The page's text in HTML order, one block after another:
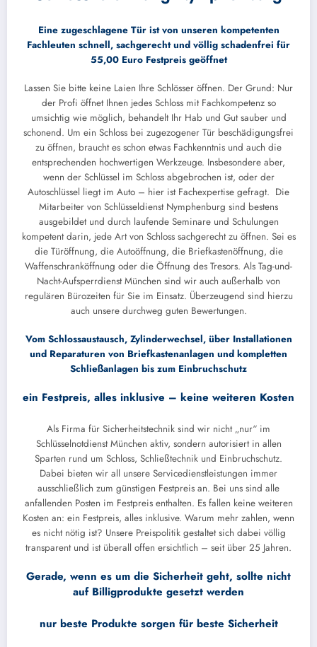
Eine zugeschlagene Tür ist von unseren kompetenten
Fachleuten schnell, sachgerecht und völlig schadenfrei für
55,00 Euro Festpreis geöffnet
Lassen Sie bitte keine Laien Ihre Schlösser öffnen. Der Grund: Nur
der Profi öffnet Ihnen jedes Schloss mit Fachkompetenz so
umsichtig wie möglich, behandelt Ihr Hab und Gut sauber und
schonend. Um ein Schloss bei zugezogener Tür beschädigungsfrei
zu öffnen, braucht es schon etwas Fachkenntnis und auch die
entsprechenden hochwertigen Werkzeuge. Insbesondere aber,
wenn der Schlüssel im Schloss abgebrochen ist, oder der
Autoschlüssel liegt im Auto – hier ist Fachexpertise gefragt. Die
Mitarbeiter von Schlüsseldienst Nymphenburg sind bestens
ausgebildet und durch laufende Seminare und Schulungen
kompetent darin, jede Art von Schloss sachgerecht zu öffnen. Sei es
die Türöffnung, die Autoöffnung, die Briefkastenöffnung, die
Waffenschranköffnung oder die Öffnung des Tresors. Als Tag-und-
Nacht-Aufsperrdienst München sind wir auch außerhalb von
regulären Bürozeiten für Sie im Einsatz. Überzeugend sind hierzu
auch unsere durchweg guten Bewertungen.
Vom Schlossaustausch, Zylinderwechsel, über Installationen
und Reparaturen von Briefkastenanlagen und kompletten
Schließanlagen bis zum Einbruchschutz
ein Festpreis, alles inklusive – keine weiteren Kosten
Als Firma für Sicherheitstechnik sind wir nicht „nur“ im
Schlüsselnotdienst München aktiv, sondern autorisiert in allen
Sparten rund um Schloss, Schließtechnik und Einbruchschutz.
Dabei bieten wir all unsere Servicedienstleistungen immer
ausschließlich zum günstigen Festpreis an. Bei uns sind alle
anfallenden Posten im Festpreis enthalten. Es fallen keine weiteren
Kosten an: ein Festpreis, alles inklusive. Warum mehr zahlen, wenn
es nicht nötig ist? Unsere Preispolitik gestaltet sich dabei völlig
transparent und ist überall offen ersichtlich – seit über 25 Jahren.
Gerade, wenn es um die Sicherheit geht, sollte nicht
auf Billigprodukte gesetzt werden
nur beste Produkte sorgen für beste Sicherheit